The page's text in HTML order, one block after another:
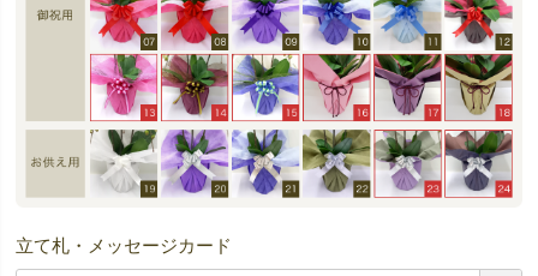
立て札・メッセージカード